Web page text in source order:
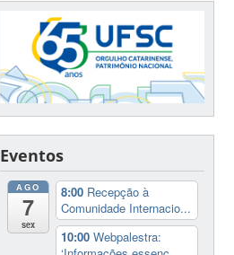
Eventos
AGO
7
sex
8:00 Recepção à
Comunidade Internacio...
10:00Webpalestra: